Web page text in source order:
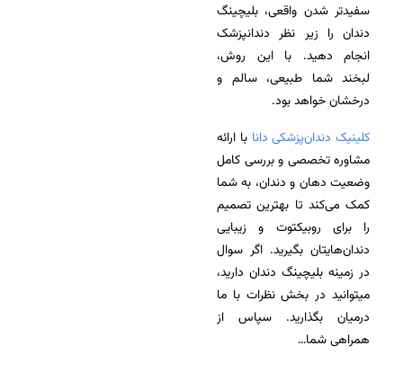
سفیدتر شدن واقعی، بلیچینگ
دندان را زیر نظر دندانپزشک
انجام دهید. با این روش،
لبخند شما طبیعی، سالم و
درخشان خواهد بود.
کلینیک دندان‌پزشکی دانا با ارائه
مشاوره تخصصی و بررسی کامل
وضعیت دهان و دندان، به شما
کمک می‌کند تا بهترین تصمیم
را برای روبیکتوت و زیبایی
دندان‌هایتان بگیرید. اگر سوال
در زمینه بلیچینگ دندان دارید،
میتوانید در بخش نظرات با ما
درمیان بگذارید. سپاس از
همراهی شما…